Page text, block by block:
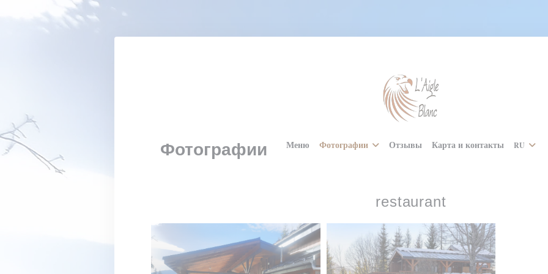
Панель управления cookies
Меню Фотографии Отзывы Карта и контакты RU
Фотографии
restaurant